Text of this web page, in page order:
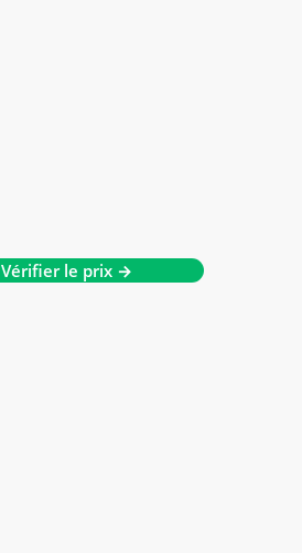
Vérifier le prix →